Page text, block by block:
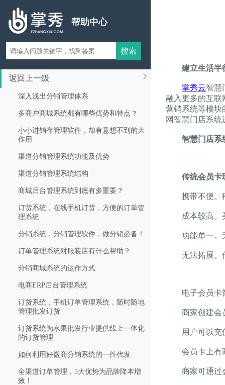
帮助中心
返回上一级
深入浅出分销管理体系
多商户商城系统都有哪些优势和特点？
小小进销存管理软件，却有意想不到的大
作用
渠道分销管理系统功能及优势
渠道分销管理系统结构
商城后台管理系统到底有多重要？
订货系统，在线手机订货，方便的订单管
理系统
分销系统，分销管理软件，做分销必备！
订单管理系统对服装店有什么帮助？
分销商城系统的运作方式
电商ERP后台管理系统
订货系统，手机订单管理系统，随时随地
管理批发订货
订货系统为水果批发行业提供线上一体化
的订货管理
如何利用好微商分销系统的一件代发
全渠道订单管理，5大优势为品牌降本增
效！
建立生活半
掌秀云智慧
融入更多的互联
营销系统等模块
网智慧门店系
智慧门店系
传统会员卡
携带不便。移
成本较高。买
功能单一。无
无法拓展。传
电子会员卡
商家创建会员
用户可以充值
会员卡上有商
商家可通过会